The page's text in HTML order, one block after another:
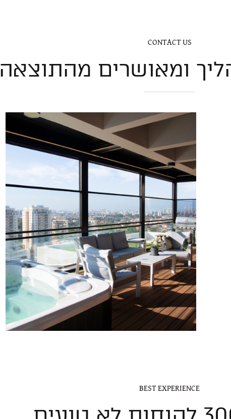
CONTACT US
ומאושרים מהתוצאה
BEST EXPERIENCE